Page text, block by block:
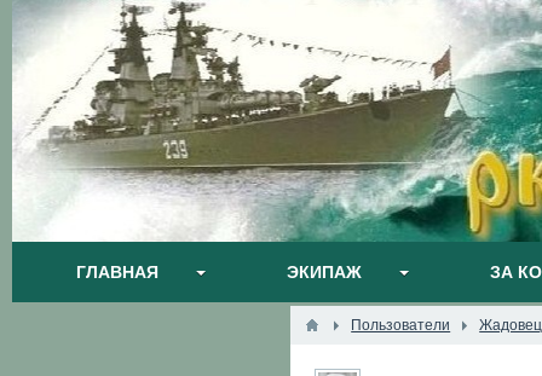
ГЛАВНАЯ ЭКИПАЖ ЗА
Пользователи